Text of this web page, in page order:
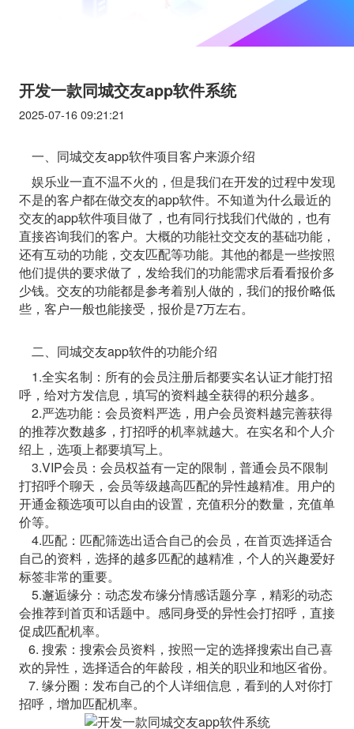
开发一款同城交友app软件系统
2025-07-16 09:21:21
一、同城交友app软件项目客户来源介绍
娱乐业一直不温不火的，但是我们在开发的过程中发现
不是的客户都在做交友的app软件。不知道为什么最近的
交友的app软件项目做了，也有同行找我们代做的，也有
直接咨询我们的客户。大概的功能社交交友的基础功能，
还有互动的功能，交友匹配等功能。其他的都是一些按照
他们提供的要求做了，发给我们的功能需求后看看报价多
少钱。交友的功能都是参考着别人做的，我们的报价略低
些，客户一般也能接受，报价是7万左右。
二、同城交友app软件的功能介绍
1.全实名制：所有的会员注册后都要实名认证才能打招
呼，给对方发信息，填写的资料越全获得的积分越多。
2.严选功能：会员资料严选，用户会员资料越完善获得
的推荐次数越多，打招呼的机率就越大。在实名和个人介
绍上，选项上都要填写上。
3.VIP会员：会员权益有一定的限制，普通会员不限制
打招呼个聊天，会员等级越高匹配的异性越精准。用户的
开通金额选项可以自由的设置，充值积分的数量，充值单
价等。
4.匹配：匹配筛选出适合自己的会员，在首页选择适合
自己的资料，选择的越多匹配的越精准，个人的兴趣爱好
标签非常的重要。
5.邂逅缘分：动态发布缘分情感话题分享，精彩的动态
会推荐到首页和话题中。感同身受的异性会打招呼，直接
促成匹配机率。
6. 搜索：搜索会员资料，按照一定的选择搜索出自己喜
欢的异性，选择适合的年龄段，相关的职业和地区省份。
7. 缘分圈：发布自己的个人详细信息，看到的人对你打
招呼，增加匹配机率。